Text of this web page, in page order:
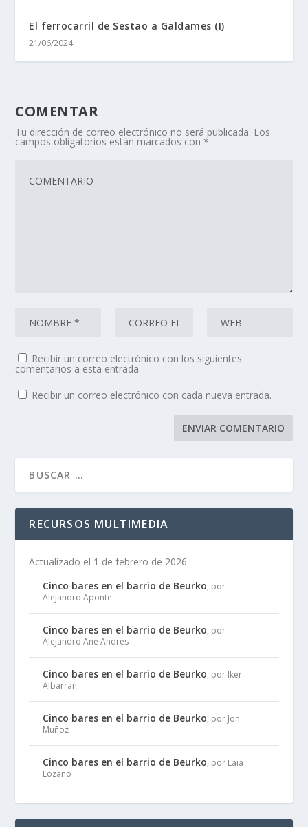
El ferrocarril de Sestao a Galdames (I)
21/06/2024
COMENTAR
Tu dirección de correo electrónico no será publicada. Los
campos obligatorios están marcados con*
Recibir un correo electrónico con los siguientes
comentarios a esta entrada.
Recibir un correo electrónico con cada nueva entrada.
RECURSOS MULTIMEDIA
Actualizado el 1 de febrero de 2026
Cinco bares en el barrio de Beurko, por
Alejandro Aponte
Cinco bares en el barrio de Beurko, por
Alejandro Ane Andrés
Cinco bares en el barrio de Beurko, por Iker
Albarran
Cinco bares en el barrio de Beurko, por Jon
Muñoz
Cinco bares en el barrio de Beurko, por Laia
Lozano